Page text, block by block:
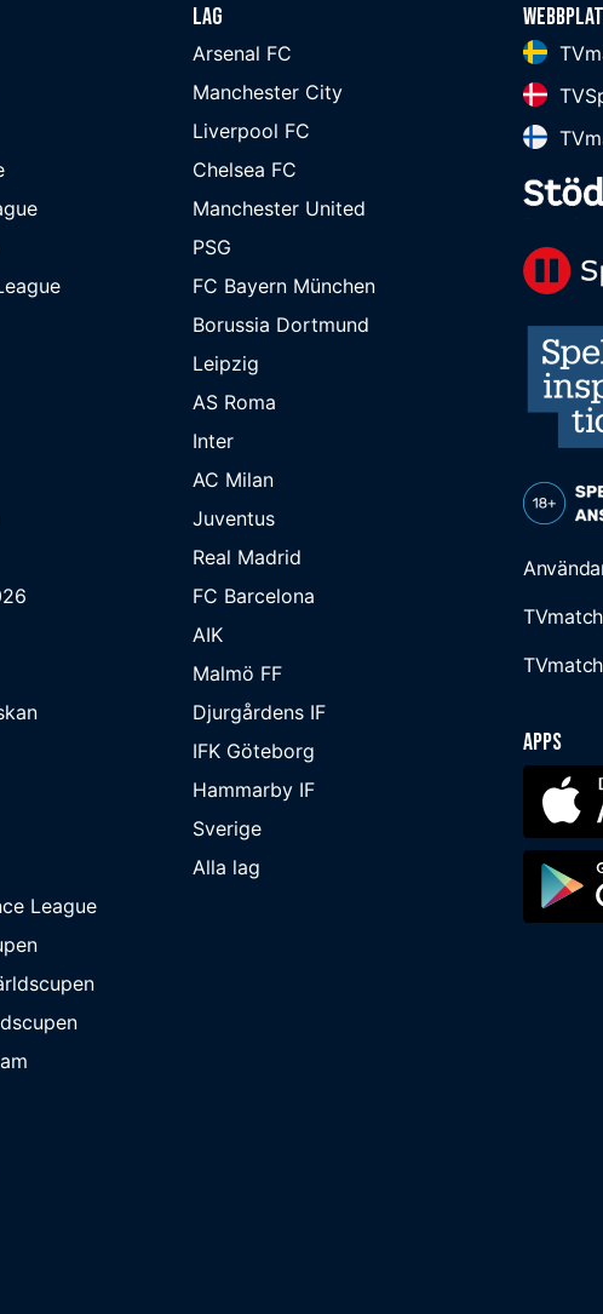
League
Lag
Arsenal FC
Manchester City
Liverpool FC
Chelsea FC
Manchester United
PSG
FC Bayern München
Borussia Dortmund
Leipzig
AS Roma
Inter
AC Milan
Juventus
Real Madrid
FC Barcelona
AIK
Malmö FF
Djurgårdens IF
IFK Göteborg
Hammarby IF
Sverige
Alla lag
Apps